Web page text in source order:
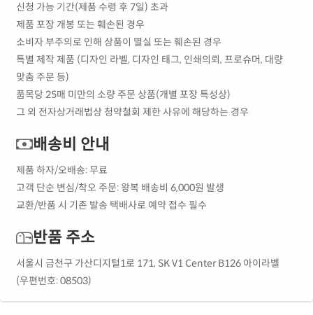
신청 가능 기간(제품 수령 후 7일) 초과
제품 포장 개봉 또는 훼손된 경우
소비자 부주의로 인해 상품이 멸실 또는 훼손된 경우
특별 제작 제품 (디자인 라벨, 디자인 태그, 인쇄의뢰, 프로슈머, 대량
맞춤 주문 등)
품목당 25매 미만의 소량 주문 상품(개별 포장 특성상)
그 외 전자상거래법상 청약철회 제한 사유에 해당하는 경우
배송비 안내
제품 하자/오배송: 무료
고객 단순 변심/착오 주문: 왕복 배송비 6,000원 발생
교환/반품 시 기존 발송 택배사로 예약 접수 필수
반품 주소
서울시 금천구 가산디지털1로 171, SK V1 Center B126 아이라벨
(우편번호: 08503)